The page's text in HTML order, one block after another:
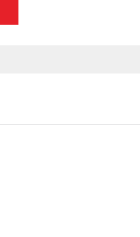
অন্বেষণ করা